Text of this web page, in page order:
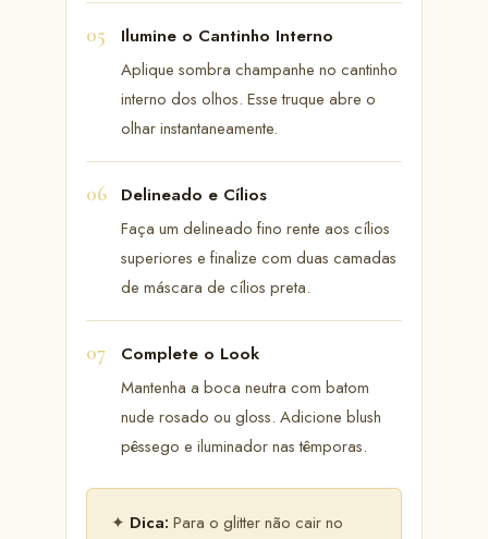
Ilumine o Cantinho Interno
Aplique sombra champanhe no cantinho
interno dos olhos. Esse truque abre o
olhar instantaneamente.
Delineado e Cílios
Faça um delineado fino rente aos cílios
superiores e finalize com duas camadas
de máscara de cílios preta.
Complete o Look
Mantenha a boca neutra com batom
nude rosado ou gloss. Adicione blush
pêssego e iluminador nas têmporas.
✦ Dica: Para o glitter não cair no